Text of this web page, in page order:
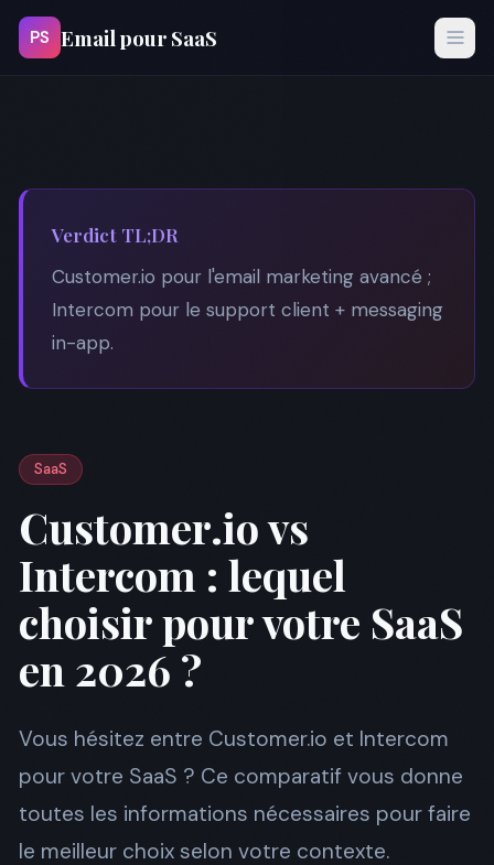
PS Email pour SaaS
Verdict TL;DR
Customer.io pour l'email marketing avancé ;
Intercom pour le support client + messaging
in-app.
SaaS
Customer.io vs
Intercom : lequel
choisir pour votre SaaS
en 2026 ?
Vous hésitez entre Customer.io et Intercom
pour votre SaaS ? Ce comparatif vous donne
toutes les informations nécessaires pour faire
le meilleur choix selon votre contexte.